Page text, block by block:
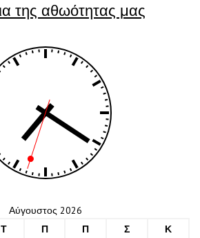
της αθωότητας μας
Αύγουστος 2026
Τ Π Π Σ
Κ